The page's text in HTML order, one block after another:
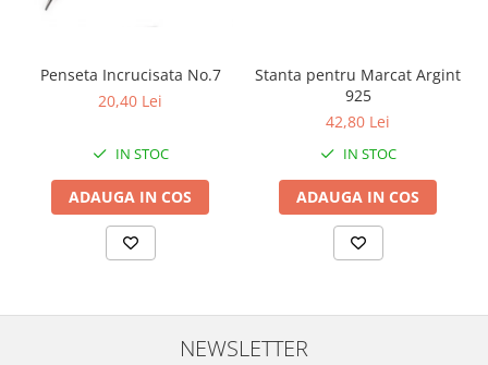
Scule si Accesorii Ceasuri
Chei Pendula
Clesti Miniatura
Curatare si Intretinere
Cutii Pastrare Ceasuri
Dispozitive Bratari si Curele
Dispozitive Capace Ceas
Lupe, Dispozitive Optice
Penseta Incrucisata No.7
20,40 Lei
IN STOC
ADAUGA IN COS
Stanta pentru Marcat Argint
925
42,80 Lei
IN STOC
ADAUGA IN COS
NEWSLETTER